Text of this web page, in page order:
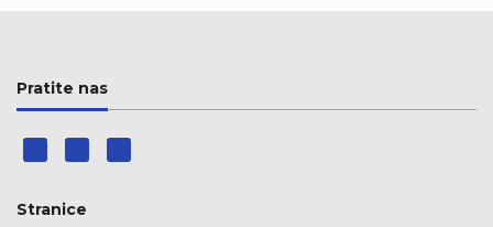
Pratite nas
Stranice